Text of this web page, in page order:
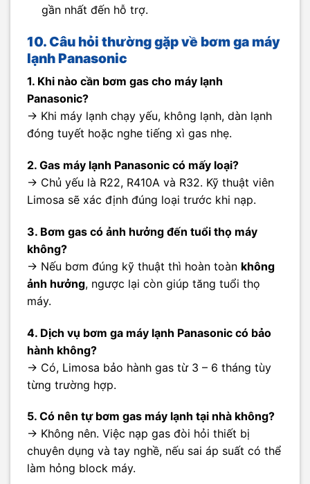
gần nhất đến hỗ trợ.
10. Câu hỏi thường gặp về bơm ga máy
lạnh Panasonic
1. Khi nào cần bơm gas cho máy lạnh
Panasonic?
→ Khi máy lạnh chạy yếu, không lạnh, dàn lạnh
đóng tuyết hoặc nghe tiếng xì gas nhẹ.
2. Gas máy lạnh Panasonic có mấy loại?
→ Chủ yếu là R22, R410A và R32. Kỹ thuật viên
Limosa sẽ xác định đúng loại trước khi nạp.
3. Bơm gas có ảnh hưởng đến tuổi thọ máy
không?
→ Nếu bơm đúng kỹ thuật thì hoàn toàn không
ảnh hưởng, ngược lại còn giúp tăng tuổi thọ
máy.
4. Dịch vụ bơm ga máy lạnh Panasonic có bảo
hành không?
→ Có, Limosa bảo hành gas từ 3 – 6 tháng tùy
từng trường hợp.
5. Có nên tự bơm gas máy lạnh tại nhà không?
→ Không nên. Việc nạp gas đòi hỏi thiết bị
chuyên dụng và tay nghề, nếu sai áp suất có thể
làm hỏng block máy.